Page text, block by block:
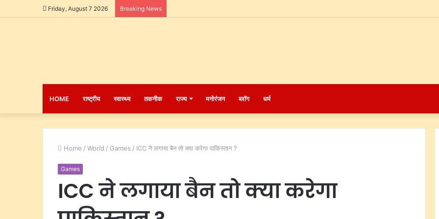
Friday, August 7 2026 Breaking News
HOME राष्ट्रीय स्वास्थ्य तकनीक राज्य मनोरंजन ब्लॉग धर्म
Home / World / Games / ICC ने लगाया बैन तो क्या करेगा पाकिस्तान ?
Games
ICC ने लगाया बैन तो क्या करेगा